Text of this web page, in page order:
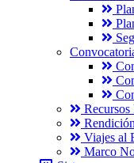
Viajes al
Marco